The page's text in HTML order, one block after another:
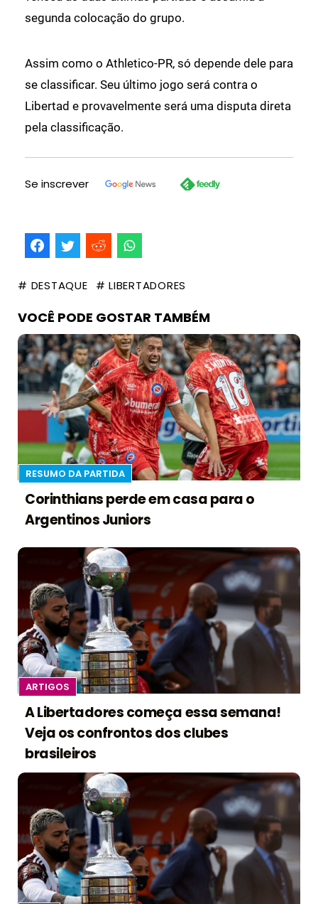
segunda colocação do grupo.
Assim como o Athletico-PR, só depende dele para
se classificar. Seu último jogo será contra o
Libertad e provavelmente será uma disputa direta
pela classificação.
Se inscrever
# DESTAQUE # LIBERTADORES
VOCÊ PODE GOSTAR TAMBÉM
RESUMO DA PARTIDA
Corinthians perde em casa para o
Argentinos Juniors
ARTIGOS
A Libertadores começa essa semana!
Veja os confrontos dos clubes
brasileiros